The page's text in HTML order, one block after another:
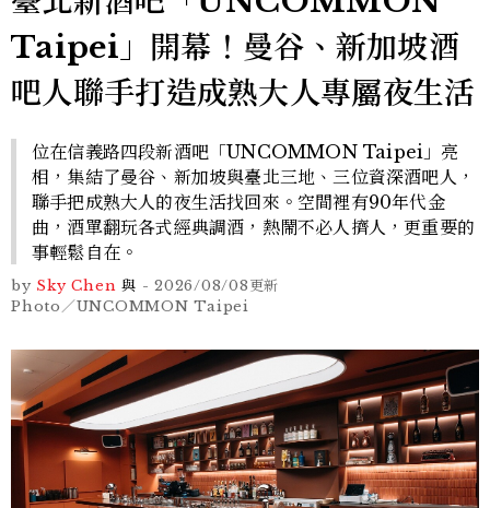
Taipei」開幕！曼谷、新加坡酒
吧人聯手打造成熟大人專屬夜生活
位在信義路四段新酒吧「UNCOMMON Taipei」亮
相，集結了曼谷、新加坡與臺北三地、三位資深酒吧人，
聯手把成熟大人的夜生活找回來。空間裡有90年代金
曲，酒單翻玩各式經典調酒，熱鬧不必人擠人，更重要的
事輕鬆自在。
by Sky Chen 與 - 2026/08/08更新
Photo／UNCOMMON Taipei